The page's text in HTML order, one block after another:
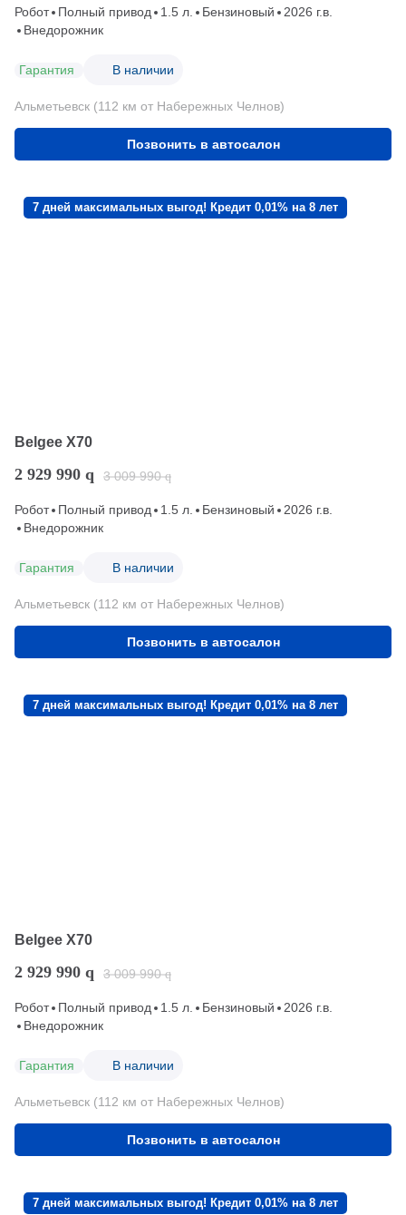
Робот Полный привод 1.5 л. Бензиновый
2026 г.в.
Внедорожник
Гарантия В наличии
Альметьевск (112 км от Набережных Челнов)
Позвонить в автосалон
7 дней максимальных выгод! Кредит 0,01% на 8 лет
Belgee X70
2 929 990 q 3 009 990 q
Робот Полный привод 1.5 л. Бензиновый
2026 г.в.
Внедорожник
Гарантия В наличии
Альметьевск (112 км от Набережных Челнов)
Позвонить в автосалон
7 дней максимальных выгод! Кредит 0,01% на 8 лет
Belgee X70
2 929 990 q 3 009 990 q
Робот Полный привод 1.5 л. Бензиновый
2026 г.в.
Внедорожник
Гарантия В наличии
Альметьевск (112 км от Набережных Челнов)
Позвонить в автосалон
7 дней максимальных выгод! Кредит 0,01% на 8 лет